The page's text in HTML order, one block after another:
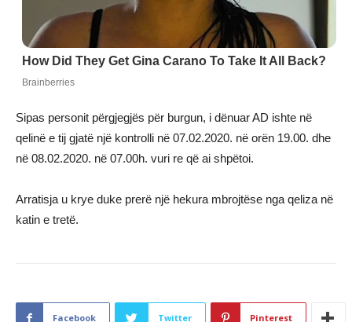
Sipas personit përgjegjës për burgun, i dënuar AD ishte në
qelinë e tij gjatë një kontrolli në 07.02.2020. në orën 19.00. dhe
në 08.02.2020. në 07.00h. vuri re që ai shpëtoi.
Arratisja u krye duke prerë një hekura mbrojtëse nga qeliza në
katin e tretë.
Facebook Twitter Pinterest